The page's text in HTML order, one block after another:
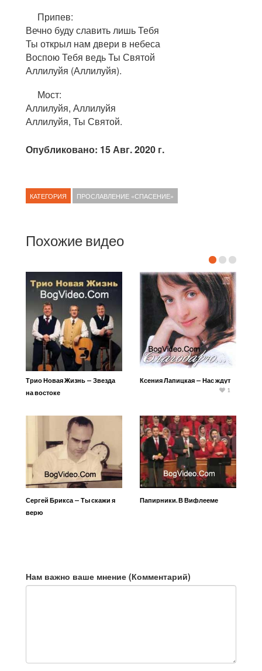
Припев:
Вечно буду славить лишь Тебя
Ты открыл нам двери в небеса
Воспою Тебя ведь Ты Святой
Аллилуйя (Аллилуйя).
Мост:
Аллилуйя, Аллилуйя
Аллилуйя, Ты Святой.
Опубликовано: 15 Авг. 2020 г.
КАТЕГОРИЯ ПРОСЛАВЛЕНИЕ «СПАСЕНИЕ»
Похожие видео
Трио Новая Жизнь — Звезда
на востоке
Ксения Лапицкая — Нас ждут
1
Сергей Брикса — Ты скажи я
верю
Папирники. В Вифлееме
Нам важно ваше мнение (Комментарий)